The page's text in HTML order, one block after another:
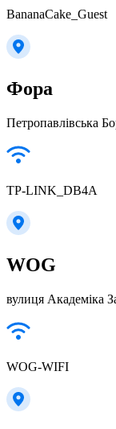
BananaCake_Guest
Фора
Петропавлівська
TP-LINK_DB4A
WOG
вулиця Академіка
WOG-WIFI